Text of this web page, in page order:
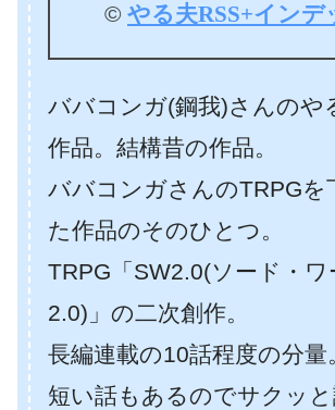
© やる夫RSS+インデ
ババコンガ(鋼我)さんのや
作品。結構昔の作品。
ババコンガさんのTRPGを
た作品のそのひとつ。
TRPG「SW2.0(ソード・ワ
2.0)」の二次創作。
長編連載の10話程度の分量
短い話もあるのでサクッと